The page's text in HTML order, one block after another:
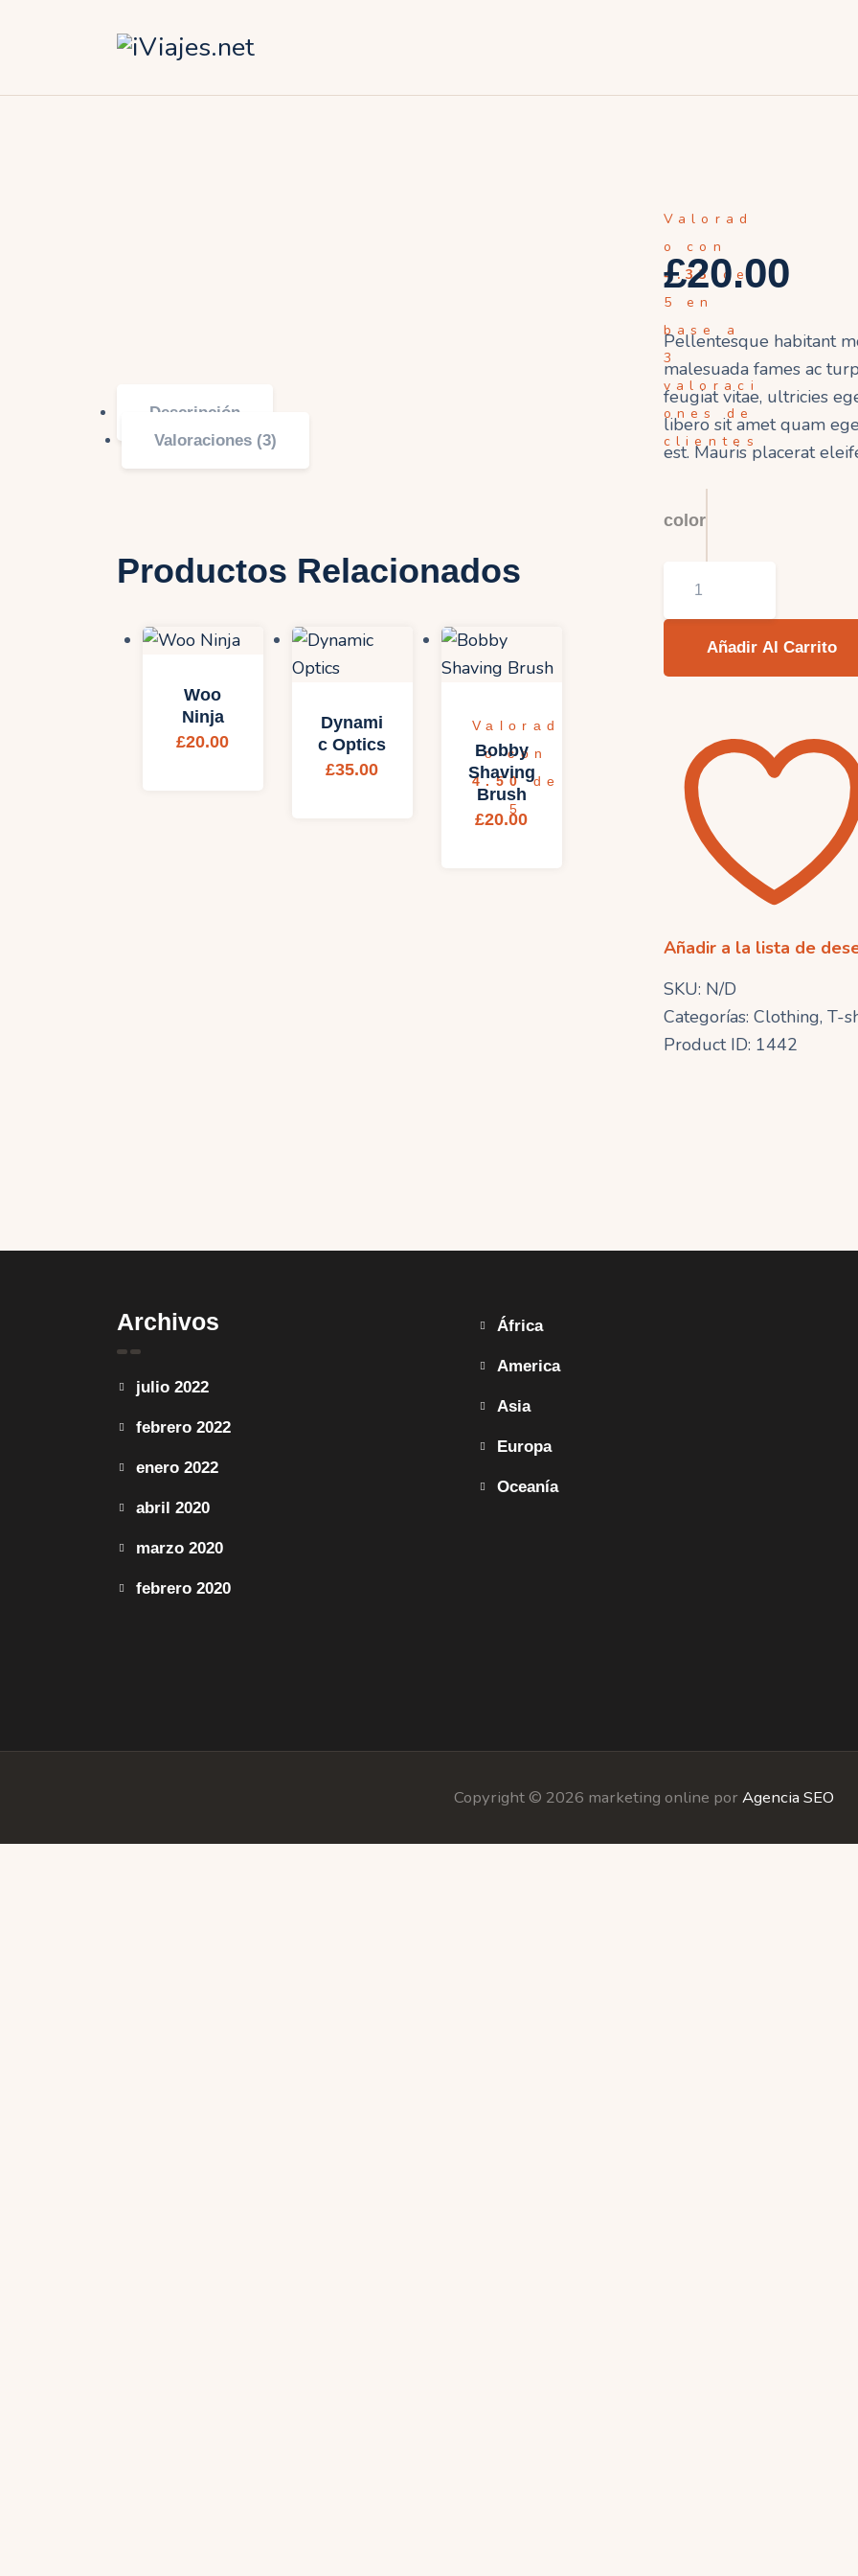
Valorad
o con
4.33 de
5 en
base a
3
valoraci
ones de
clientes
£20.00
Pellentesque habitant
malesuada fames ac
feugiat vitae, ultricies
libero sit amet quam
est. Mauris placerat
color
Your
Idea
cantidadAñadir Al Carrito
Añadir a la lista de
SKU: N/D
Categorías: Clothing, T-
Product ID: 1442
Descripción
Valoraciones (3)
Productos Relacionados
Woo
Ninja
£20.00
Dynami
c Optics
£35.00
Valorad
o con
4.50de
5
Bobby
Shaving
Brush
£20.00
Archivos
julio 2022
febrero 2022
enero 2022
abril 2020
marzo 2020
febrero 2020
África
America
Asia
Europa
Oceanía
Copyright © 2026 marketing online por Agencia SEO